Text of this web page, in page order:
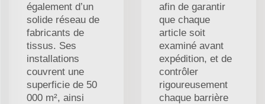
également d’un
solide réseau de
fabricants de
tissus. Ses
installations
couvrent une
superficie de 50
000 m², ainsi
afin de garantir
que chaque
article soit
examiné avant
expédition, et de
contrôler
rigoureusement
chaque barrière